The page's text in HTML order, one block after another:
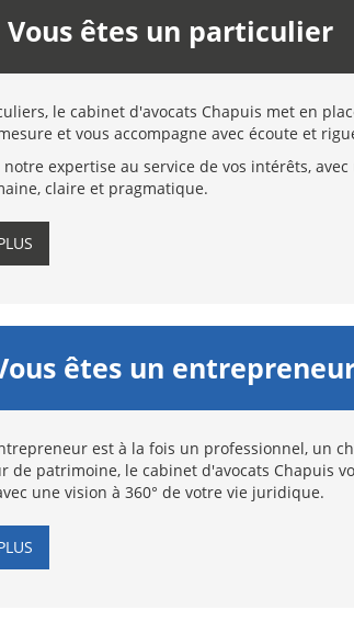
Vous êtes un particulier
le cabinet d'avocats Chapuis met en
et vous accompagne avec écoute et
expertise au service de vos intérêts, avec
claire et pragmatique.
êtes un
est à la fois un professionnel, un
de patrimoine, le cabinet d'avocats Chapuis
une vision à 360° de votre vie juridique.